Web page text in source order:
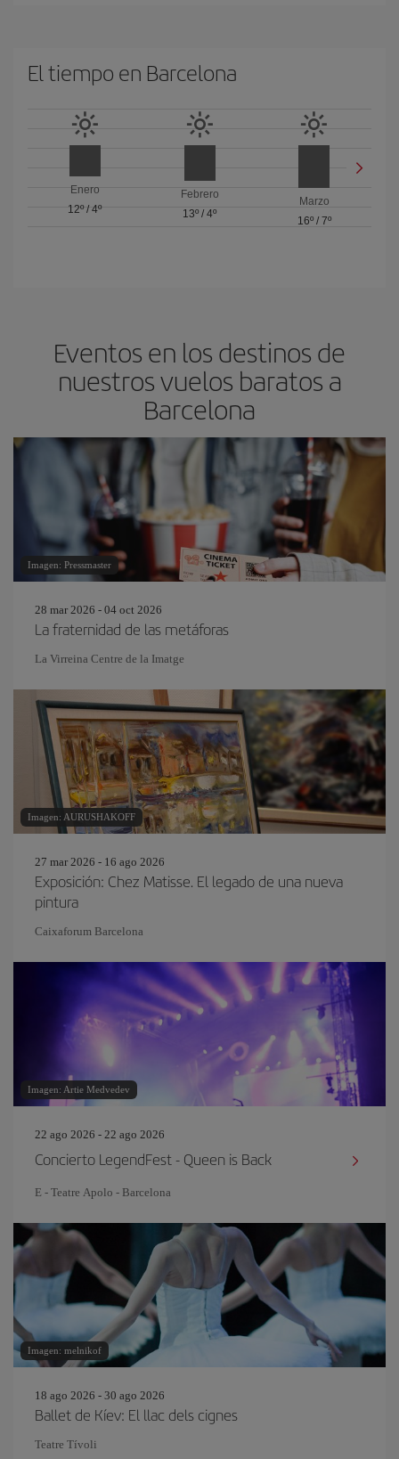
El tiempo en Barcelona
Enero
12º/4º
Febrero
13º / 4º
Marzo
16º/ 7º
Eventos en los destinos de
nuestros vuelos baratos a
Barcelona
Imagen: Pressmaster
28 mar 2026 - 04 oct 2026
La fraternidad de las metáforas
La Virreina Centre de la Imatge
Imagen: AURUSHAKOFF
27 mar 2026 - 16 ago 2026
Exposición: Chez Matisse. El legado de una nueva
pintura
Caixaforum Barcelona
Imagen: Artie Medvedev
22 ago 2026 - 22 ago 2026
Concierto LegendFest - Queen is Back
E - Teatre Apolo - Barcelona
Imagen: melnikof
18 ago 2026 - 30 ago 2026
Ballet de Kíev: El llac dels cignes
Teatre Tívoli